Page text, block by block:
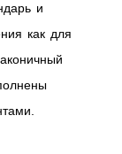
и
как для